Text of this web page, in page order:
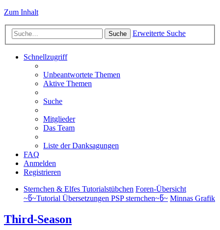
Zum Inhalt
Suche Erweiterte Suche
Schnellzugriff
Unbeantwortete Themen
Aktive Themen
Suche
Mitglieder
Das Team
Liste der Danksagungen
FAQ
Anmelden
Registrieren
Sternchen & Elfes Tutorialstübchen Foren-Übersicht
~წ~Tutorial Übersetzungen PSP sternchen~წ~ Minnas Grafik
Third-Season